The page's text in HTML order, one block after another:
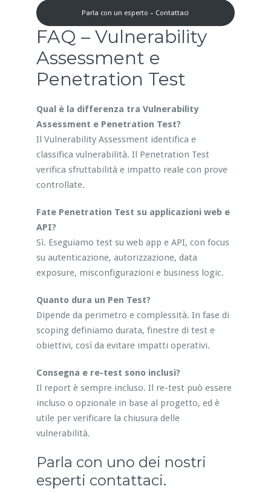
Parla con un esperto – Contattaci
FAQ – Vulnerability
Assessment e
Penetration Test
Qual è la differenza tra Vulnerability
Assessment e Penetration Test?
Il Vulnerability Assessment identifica e
classifica vulnerabilità. Il Penetration Test
verifica sfruttabilità e impatto reale con prove
controllate.
Fate Penetration Test su applicazioni web e
API?
Sì. Eseguiamo test su web app e API, con focus
su autenticazione, autorizzazione, data
exposure, misconfigurazioni e business logic.
Quanto dura un Pen Test?
Dipende da perimetro e complessità. In fase di
scoping definiamo durata, finestre di test e
obiettivi, così da evitare impatti operativi.
Consegna e re-test sono inclusi?
Il report è sempre incluso. Il re-test può essere
incluso o opzionale in base al progetto, ed è
utile per verificare la chiusura delle
vulnerabilità.
Parla con uno dei nostri
esperti contattaci.